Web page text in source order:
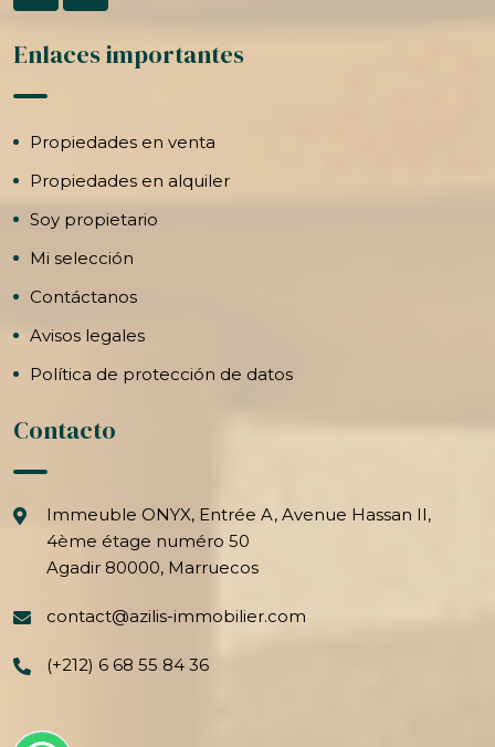
Enlaces importantes
Propiedades en venta
Propiedades en alquiler
Soy propietario
Mi selección
Contáctanos
Avisos legales
Política de protección de datos
Contacto
Immeuble ONYX, Entrée A, Avenue Hassan II,
4ème étage numéro 50
Agadir 80000, Marruecos
contact@azilis-immobilier.com
(+212) 6 68 55 84 36